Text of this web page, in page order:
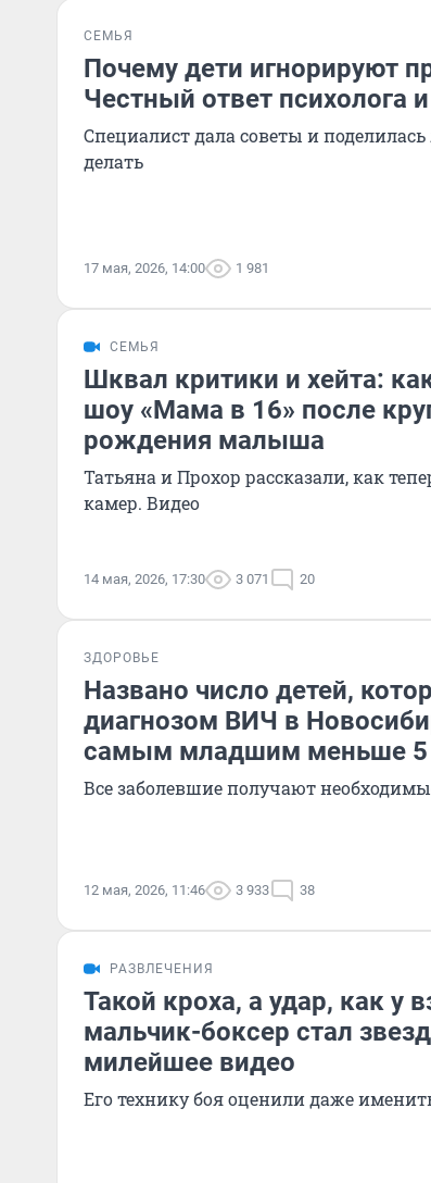
СЕМЬЯ
Почему дети игнорируют
Честный ответ психолога
Специалист дала советы и
делать
17 мая, 2026, 14:00 1 981
СЕМЬЯ
Шквал критики и хейта:
шоу «Мама в 16» после
рождения малыша
Татьяна и Прохор рассказали, как
камер. Видео
14 мая, 2026, 17:30 3 071 20
ЗДОРОВЬЕ
Названо число детей,
диагнозом ВИЧ в
самым младшим меньше 5
Все заболевшие получают
12 мая, 2026, 11:46 3 933 38
РАЗВЛЕЧЕНИЯ
Такой кроха, а удар, как у
мальчик-боксер стал
милейшее видео
Его технику боя оценили даже